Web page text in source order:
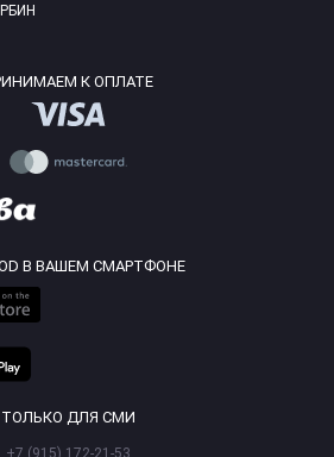
К ОПЛАТЕ
В ВАШЕМ СМАРТФОНЕ
ТОЛЬКО ДЛЯ СМИ
+7 (915) 172-21-53